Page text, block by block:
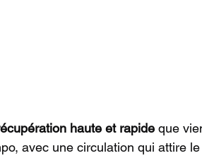
haute et rapide que
avec une circulation qui attire